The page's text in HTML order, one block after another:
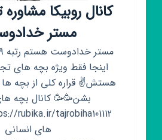
کانال روبیکا
مستر
اینجا فقط ویژه بچه های
هستش✌️ قراره کلی از بچه
بشن🥳🥳 کانال بچه
های انسانی